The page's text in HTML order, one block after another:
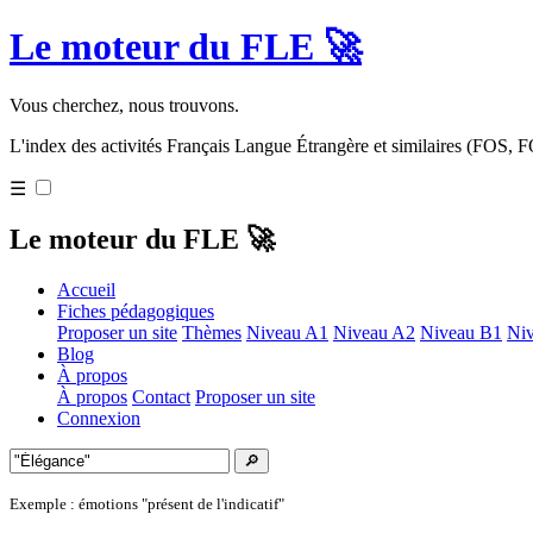
Le moteur du FLE 🚀
Vous cherchez, nous trouvons.
L'index des activités Français Langue Étrangère et similaires (FOS,
☰
Le moteur du FLE 🚀
Accueil
Fiches pédagogiques
Proposer un site Thèmes Niveau A1 Niveau A2 Niveau B1
Blog
À propos
À propos Contact Proposer un site
Connexion
🔎
Exemple : émotions "présent de l'indicatif"